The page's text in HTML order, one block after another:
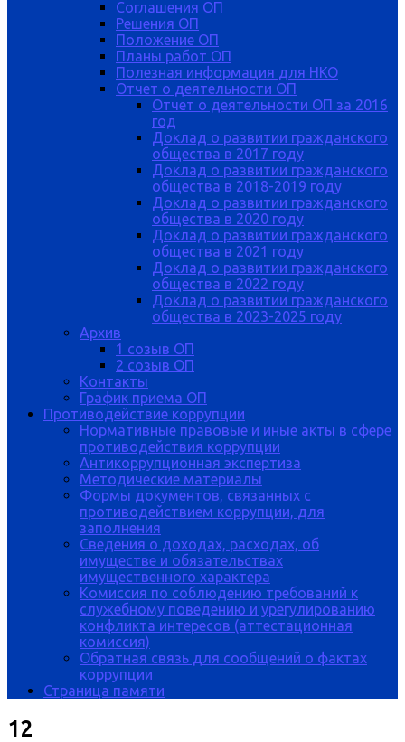
Соглашения ОП
Решения ОП
Положение ОП
Планы работ ОП
Полезная информация для НКО
Отчет о деятельности ОП
Отчет о деятельности ОП за 2016
год
Доклад о развитии гражданского
общества в 2017 году
Доклад о развитии гражданского
общества в 2018-2019 году
Доклад о развитии гражданского
общества в 2020 году
Доклад о развитии гражданского
общества в 2021 году
Доклад о развитии гражданского
общества в 2022 году
Доклад о развитии гражданского
общества в 2023-2025 году
Архив
1 созыв ОП
2 созыв ОП
Контакты
График приема ОП
Противодействие коррупции
Нормативные правовые и иные акты в сфере
противодействия коррупции
Антикоррупционная экспертиза
Методические материалы
Формы документов, связанных с
противодействием коррупции, для
заполнения
Сведения о доходах, расходах, об
имуществе и обязательствах
имущественного характера
Комиссия по соблюдению требований к
служебному поведению и урегулированию
конфликта интересов (аттестационная
комиссия)
Обратная связь для сообщений о фактах
коррупции
Страница памяти
12